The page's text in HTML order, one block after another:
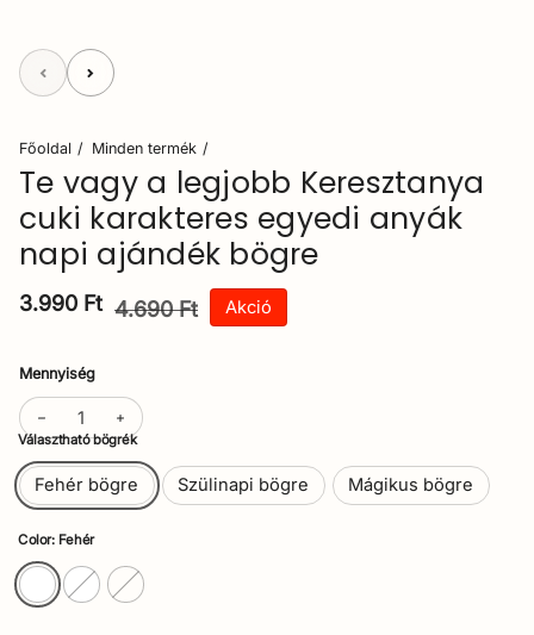
Főoldal Minden termék
Te vagy a legjobb Keresztanya
cuki karakteres egyedi anyák
napi ajándék bögre
Akciós ára
3.990 Ft
Normál ár4.690 Ft Akció
Mennyiség
Választható bögrék
Fehér bögre Szülinapi bögre Mágikus bögre
Color: Fehér